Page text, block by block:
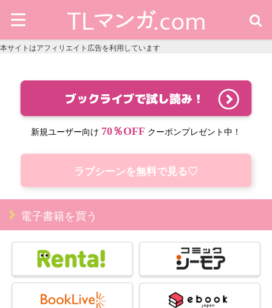
本サイトはアフィリエイト広告を利用しています
新規ユーザー向け 70％OFF クーポンプレゼント中！
ラブシーンを無料で見る♡
電子書籍を買う